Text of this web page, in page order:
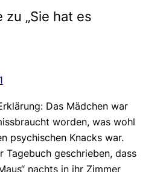
zu „Sie hat es
Das Mädchen war
worden, was wohl
psychischen Knacks war.
Tagebuch geschrieben, dass
nachts in ihr Zimmer